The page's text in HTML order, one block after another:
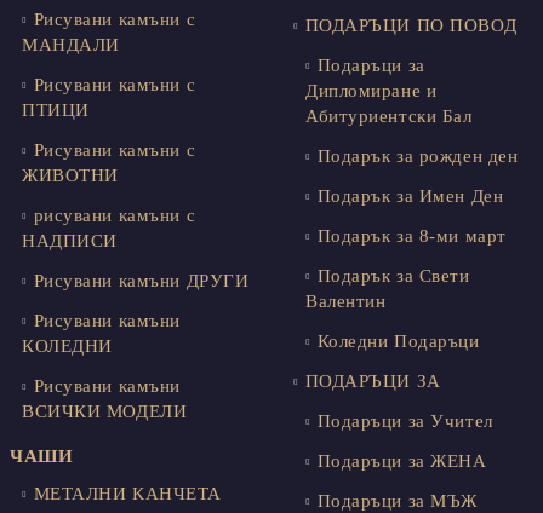
Рисувани камъни с
МАНДАЛИ
Рисувани камъни с
ПТИЦИ
Рисувани камъни с
ЖИВОТНИ
рисувани камъни с
НАДПИСИ
Рисувани камъни ДРУГИ
Рисувани камъни
КОЛЕДНИ
Рисувани камъни
ВСИЧКИ МОДЕЛИ
ЧАШИ
МЕТАЛНИ КАНЧЕТА
ПОДАРЪЦИ ПО ПОВОД
Подаръци за
Дипломиране и
Абитуриентски Бал
Подарък за рожден ден
Подарък за Имен Ден
Подарък за 8-ми март
Подарък за Свети
Валентин
Коледни Подаръци
ПОДАРЪЦИ ЗА
Подаръци за Учител
Подаръци за ЖЕНА
Подаръци за МЪЖ